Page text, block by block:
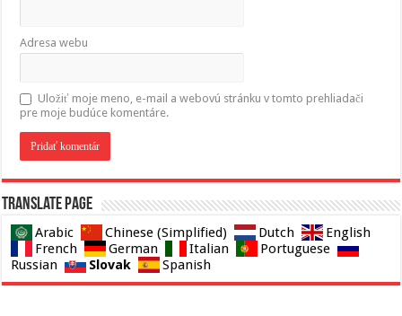
Adresa webu
Uložiť moje meno, e-mail a webovú stránku v tomto prehliadači
pre moje budúce komentáre.
Translate page
Arabic Chinese (Simplified) Dutch
English
French
German Italian
Portuguese
Russian
Slovak Spanish